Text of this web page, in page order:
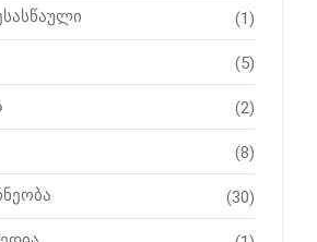
(1)
(5)
(2)
(8)
(30)